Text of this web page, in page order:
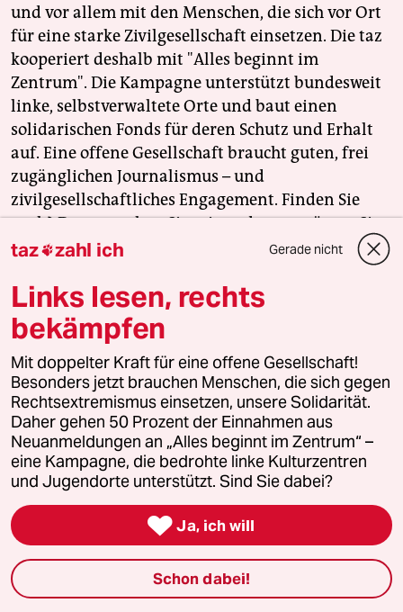
und vor allem mit den Menschen, die sich vor Ort
für eine starke Zivilgesellschaft einsetzen. Die taz
kooperiert deshalb mit "Alles beginnt im
Zentrum". Die Kampagne unterstützt bundesweit
linke, selbstverwaltete Orte und baut einen
solidarischen Fonds für deren Schutz und Erhalt
auf. Eine offene Gesellschaft braucht guten, frei
zugänglichen Journalismus – und
zivilgesellschaftliches Engagement. Finden Sie
auch? Dann machen Sie mit und unterstützen Sie
unsere Aktion.
Jetzt unterstützen
Themen
#Korruption #Griechenland #Pasok
#Nea Dimokratia
#Kyriakos Mitsotakis
Feedback Kommentieren Fehlerhinweis
Diesen Artikel teilen
taz zahl ich Gerade nicht
Links lesen, rechts
bekämpfen
Mit doppelter Kraft für eine offene Gesellschaft!
Besonders jetzt brauchen Menschen, die sich gegen
Rechtsextremismus einsetzen, unsere Solidarität.
Daher gehen 50 Prozent der Einnahmen aus
Neuanmeldungen an „Alles beginnt im Zentrum“ –
eine Kampagne, die bedrohte linke Kulturzentren
und Jugendorte unterstützt. Sind Sie dabei?
 Ja, ich will
Schon dabei!